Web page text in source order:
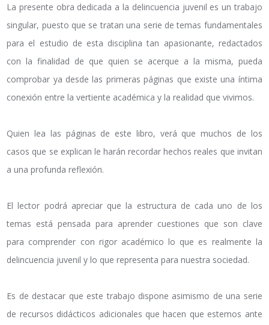
La presente obra dedicada a la delincuencia juvenil es un trabajo
singular, puesto que se tratan una serie de temas fundamentales
para el estudio de esta disciplina tan apasionante, redactados
con la finalidad de que quien se acerque a la misma, pueda
comprobar ya desde las primeras páginas que existe una íntima
conexión entre la vertiente académica y la realidad que vivimos.
Quien lea las páginas de este libro, verá que muchos de los
casos que se explican le harán recordar hechos reales que invitan
a una profunda reflexión.
El lector podrá apreciar que la estructura de cada uno de los
temas está pensada para aprender cuestiones que son clave
para comprender con rigor académico lo que es realmente la
delincuencia juvenil y lo que representa para nuestra sociedad.
Es de destacar que este trabajo dispone asimismo de una serie
de recursos didácticos adicionales que hacen que estemos ante